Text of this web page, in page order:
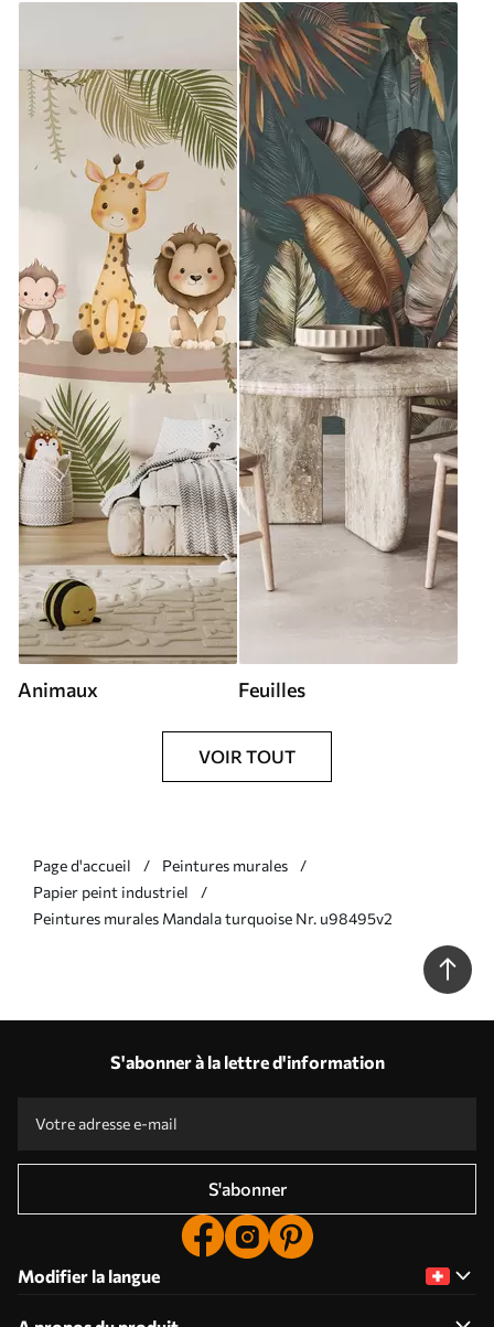
Animaux Feuilles
VOIR TOUT
Page d'accueil
Peintures murales
Papier peint industriel
Peintures murales Mandala turquoise Nr. u98495v2
S'abonner à la lettre d'information
S'abonner
Modifier la langue